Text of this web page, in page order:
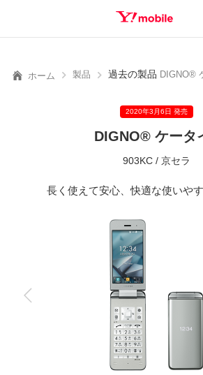
ホーム 製品 過去の製品 DIGNO®
2020年3月6日 発売
DIGNO® ケータ
903KC / 京セラ
長く使えて安心、快適な使いや